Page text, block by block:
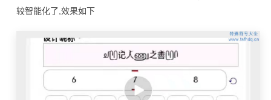
较智能化了,效果如下